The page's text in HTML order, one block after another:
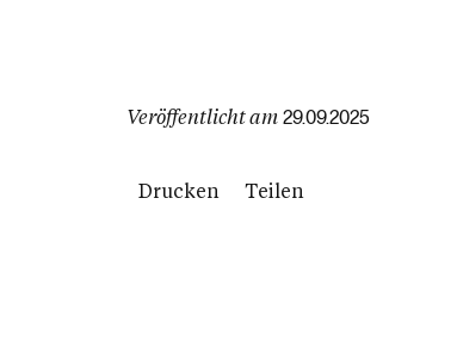
Veröffentlicht am 29.09.2025
Drucken Teilen